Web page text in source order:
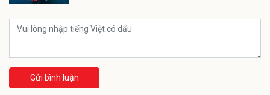
Gửi bình luận